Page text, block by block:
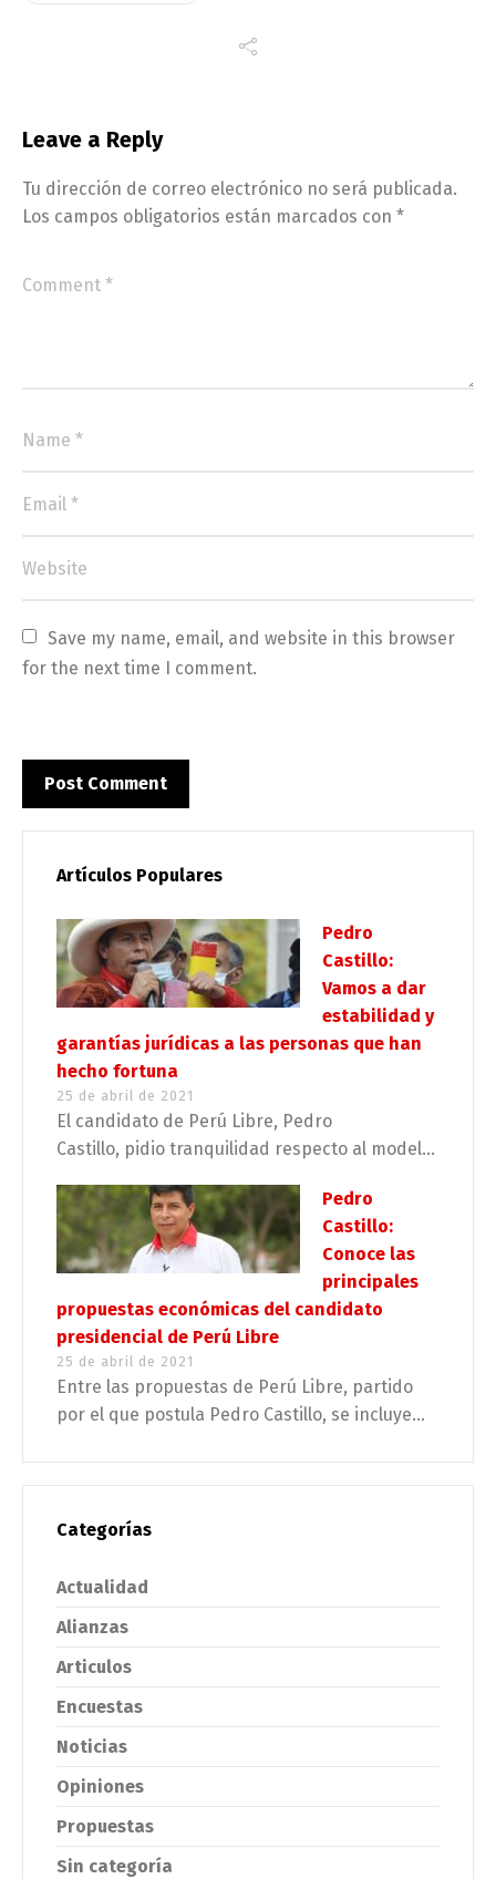
Leave a Reply
Tu dirección de correo electrónico no será publicada.
Los campos obligatorios están marcados con *
Save my name, email, and website in this browser
for the next time I comment.
Artículos Populares
Pedro
Castillo:
Vamos a dar
estabilidad y
garantías jurídicas a las personas que han
hecho fortuna
25 de abril de 2021
El candidato de Perú Libre, Pedro
Castillo, pidio tranquilidad respecto al model...
Pedro
Castillo:
Conoce las
principales
propuestas económicas del candidato
presidencial de Perú Libre
25 de abril de 2021
Entre las propuestas de Perú Libre, partido
por el que postula Pedro Castillo, se incluye...
Categorías
Actualidad
Alianzas
Articulos
Encuestas
Noticias
Opiniones
Propuestas
Sin categoría